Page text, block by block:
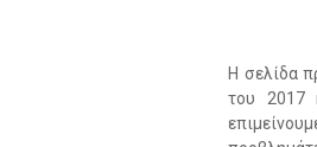
Η σελίδα
του 2017